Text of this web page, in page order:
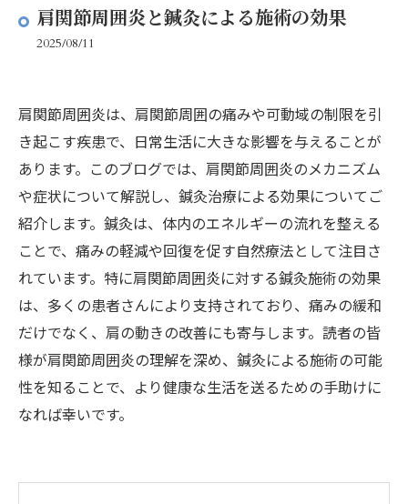
肩関節周囲炎と鍼灸による施術の効果
2025/08/11
肩関節周囲炎は、肩関節周囲の痛みや可動域の制限を引
き起こす疾患で、日常生活に大きな影響を与えることが
あります。このブログでは、肩関節周囲炎のメカニズム
や症状について解説し、鍼灸治療による効果についてご
紹介します。鍼灸は、体内のエネルギーの流れを整える
ことで、痛みの軽減や回復を促す自然療法として注目さ
れています。特に肩関節周囲炎に対する鍼灸施術の効果
は、多くの患者さんにより支持されており、痛みの緩和
だけでなく、肩の動きの改善にも寄与します。読者の皆
様が肩関節周囲炎の理解を深め、鍼灸による施術の可能
性を知ることで、より健康な生活を送るための手助けに
なれば幸いです。